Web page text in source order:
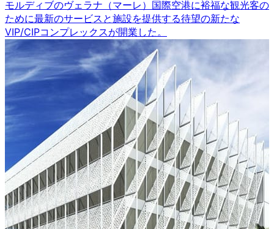
モルディブのヴェラナ（マーレ）国際空港に裕福な観光客の
ために最新のサービスと施設を提供する待望の新たな
VIP/CIPコンプレックスが開業した。